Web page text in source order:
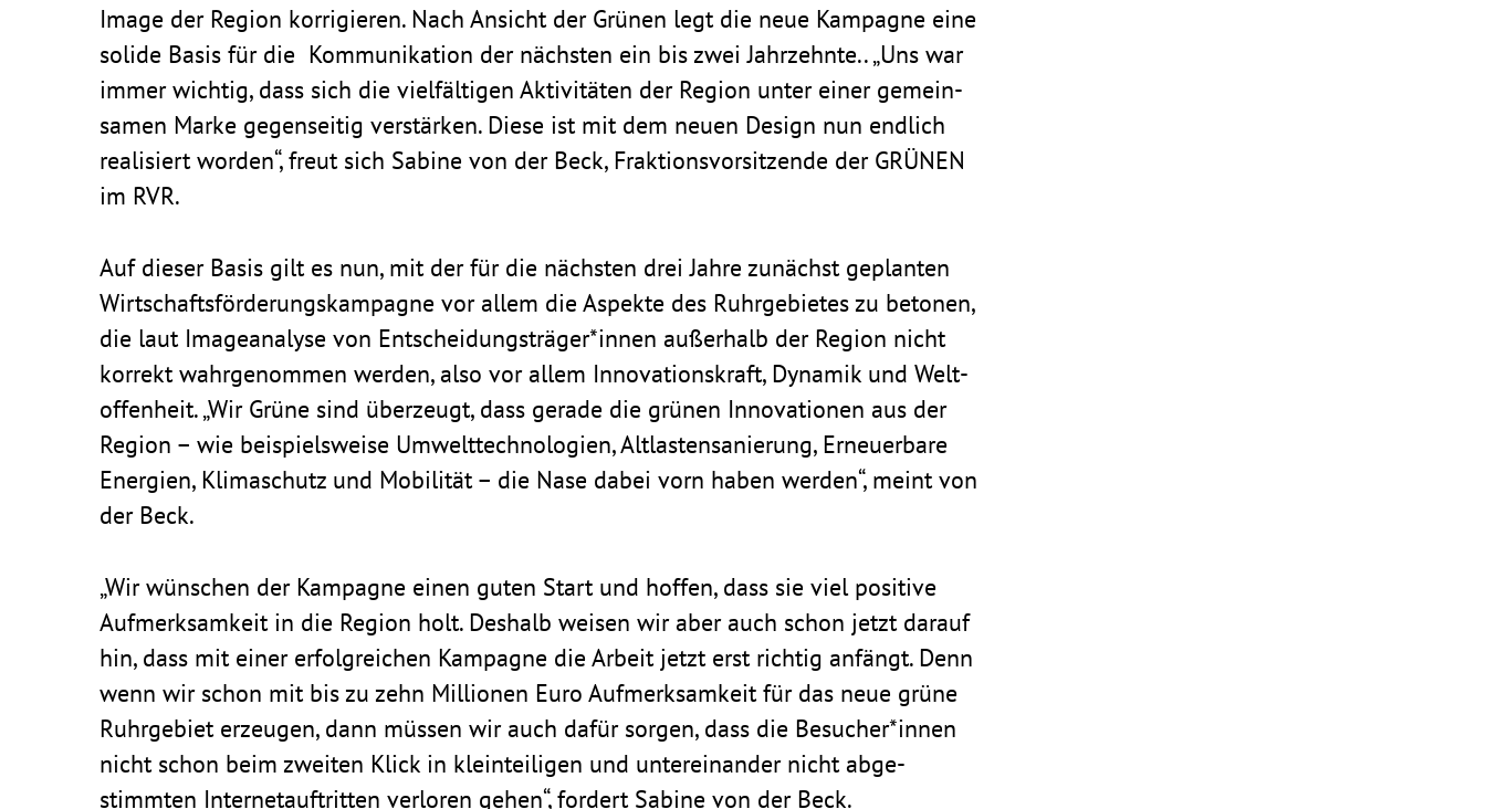
Image der Region korri­gieren. Nach Ansicht der Grünen legt die neue Kampagne eine
solide Basis für die Kommu­ni­ka­tion der nächsten ein bis zwei Jahr­zehnte.. „Uns war
immer wichtig, dass sich die viel­fäl­tigen Akti­vi­täten der Region unter einer gemein­
samen Marke gegen­seitig verstärken. Diese ist mit dem neuen Design nun endlich
reali­siert worden“, freut sich Sabine von der Beck, Frak­ti­ons­vor­sit­zende der GRÜNEN
im RVR.
Auf dieser Basis gilt es nun, mit der für die nächsten drei Jahre zunächst geplanten
Wirt­schafts­för­de­rungs­kam­pagne vor allem die Aspekte des Ruhr­ge­bietes zu betonen,
die laut Image­ana­lyse von Entscheidungsträger*innen außer­halb der Region nicht
korrekt wahr­ge­nommen werden, also vor allem Inno­va­ti­ons­kraft, Dynamik und Welt­
of­fen­heit. „Wir Grüne sind über­zeugt, dass gerade die grünen Inno­va­tionen aus der
Region – wie beispiels­weise Umwelt­tech­no­lo­gien, Altlas­ten­sa­nie­rung, Erneu­er­bare
Ener­gien, Klima­schutz und Mobi­lität – die Nase dabei vorn haben werden“, meint von
der Beck.
„Wir wünschen der Kampagne einen guten Start und hoffen, dass sie viel posi­tive
Aufmerk­sam­keit in die Region holt. Deshalb weisen wir aber auch schon jetzt darauf
hin, dass mit einer erfolg­rei­chen Kampagne die Arbeit jetzt erst richtig anfängt. Denn
wenn wir schon mit bis zu zehn Millionen Euro Aufmerk­sam­keit für das neue grüne
Ruhr­ge­biet erzeugen, dann müssen wir auch dafür sorgen, dass die Besucher*innen
nicht schon beim zweiten Klick in klein­tei­ligen und unter­ein­ander nicht abge­
stimmten Inter­net­auf­tritten verloren gehen“, fordert Sabine von der Beck.